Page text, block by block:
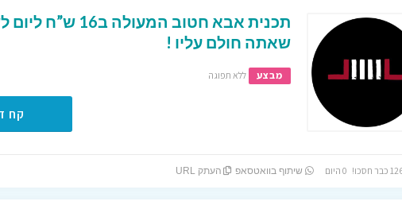
תכנית אבא חטוב המעולה ב16
שאתה חולם עליו !
מבצע ללא תפוגה
קח
שיתוף בוואטסאפ העתק URL